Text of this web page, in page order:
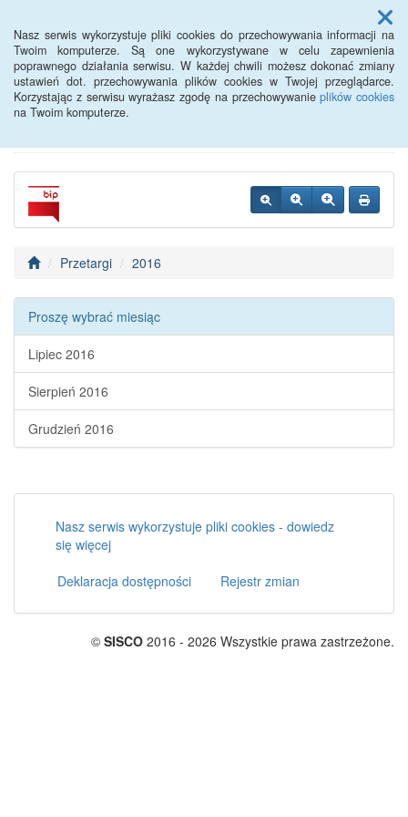
Nasz serwis wykorzystuje pliki cookies do przechowywania informacji na
Twoim komputerze. Są one wykorzystywane w celu zapewnienia
poprawnego działania serwisu. W każdej chwili możesz dokonać zmiany
ustawień dot. przechowywania plików cookies w Twojej przeglądarce.
Korzystając z serwisu wyrażasz zgodę na przechowywanieplików cookies
na Twoim komputerze.
Menu
Powiatowy Urząd Pracy w
Oławie
Przetargi 2016
Proszę wybrać miesiąc
Lipiec 2016
Sierpień 2016
Grudzień 2016
Nasz serwis wykorzystuje pliki cookies - dowiedz
się więcej
Deklaracja dostępności
Rejestr zmian
© SISCO 2016 - 2026 Wszystkie prawa zastrzeżone.